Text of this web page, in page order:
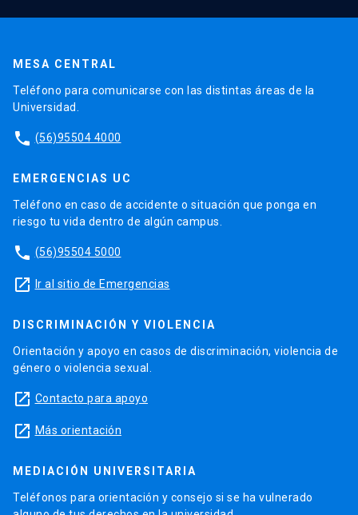
MESA CENTRAL
Teléfono para comunicarse con las distintas áreas de la
Universidad.
phone (56)95504 4000
EMERGENCIAS UC
Teléfono en caso de accidente o situación que ponga en
riesgo tu vida dentro de algún campus.
phone (56)95504 5000
launch Ir al sitio de Emergencias
DISCRIMINACIÓN Y VIOLENCIA
Orientación y apoyo en casos de discriminación, violencia de
género o violencia sexual.
launch Contacto para apoyo
launch Más orientación
MEDIACIÓN UNIVERSITARIA
Teléfonos para orientación y consejo si se ha vulnerado